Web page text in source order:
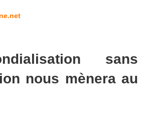
sans
nous mènera au